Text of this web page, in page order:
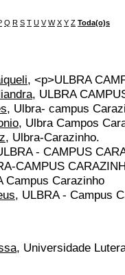
Q R S T U V W X Y Z Toda(o)s
, <p>ULBRA
, ULBRA
, Ulbra- campus
, Ulbra Campos
, Ulbra-Carazinho.
- CAMPUS
CAMPUS
Campus Carazinho
, ULBRA - Campus
, Universidade